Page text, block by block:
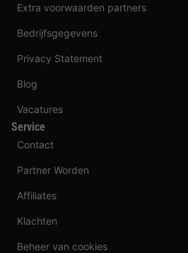
Extra voorwaarden partners
Bedrijfsgegevens
Privacy Statement
Blog
Vacatures
Service
Contact
Partner Worden
Affiliates
Klachten
Beheer van cookies